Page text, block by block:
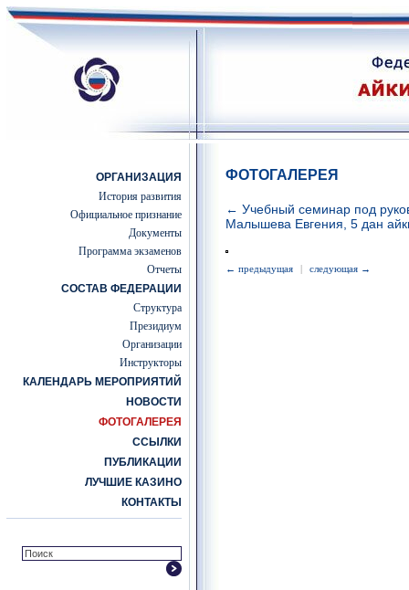
ОРГАНИЗАЦИЯ
История развития
Официальное признание
Документы
Программа экзаменов
Отчеты
СОСТАВ ФЕДЕРАЦИИ
Структура
Президиум
Организации
Инструкторы
КАЛЕНДАРЬ МЕРОПРИЯТИЙ
НОВОСТИ
ФОТОГАЛЕРЕЯ
ССЫЛКИ
ПУБЛИКАЦИИ
ЛУЧШИЕ КАЗИНО
КОНТАКТЫ
ФОТОГАЛЕРЕЯ
← Учебный семинар под
Малышева Евгения, 5 дан
← предыдущая | следующая →